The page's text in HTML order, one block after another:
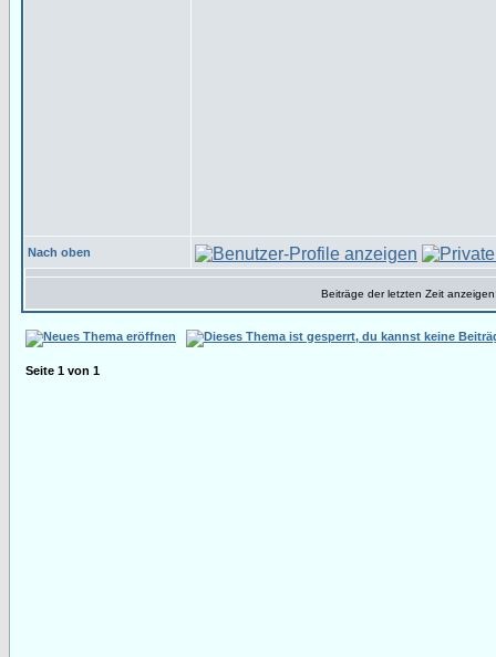
Nach oben
Beiträge der letzten Zeit
Seite 1 von 1